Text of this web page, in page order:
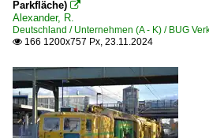
Parkfläche) 
Alexander, R.
Deutschland / Unternehmen (A - K) / BUG
 166 1200x757 Px, 23.11.2024